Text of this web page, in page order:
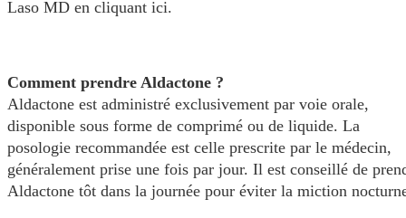
Laso MD en cliquant ici.
Comment prendre Aldactone ?
Aldactone est administré exclusivement par voie orale,
disponible sous forme de comprimé ou de liquide. La
posologie recommandée est celle prescrite par le médecin,
généralement prise une fois par jour. Il est conseillé de
Aldactone tôt dans la journée pour éviter la miction